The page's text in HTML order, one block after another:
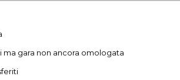
ma gara non ancora omologata